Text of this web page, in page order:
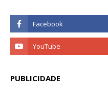
PUBLICIDADE